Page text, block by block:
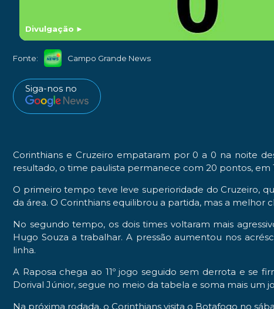
Divulgação ►
Fonte: Campo Grande News
Siga-nos no
Corinthians e Cruzeiro empataram por 0 a 0 na noite
resultado, o time paulista permanece com 20 pontos, em
O primeiro tempo teve leve superioridade do Cruzeiro,
da área. O Corinthians equilibrou a partida, mas a
No segundo tempo, os dois times voltaram mais
Hugo Souza a trabalhar. A pressão aumentou nos
linha.
A Raposa chega ao 11º jogo seguido sem derrota e se
Dorival Júnior, segue no meio da tabela e soma mais um
Na próxima rodada, o Corinthians visita o Botafogo no